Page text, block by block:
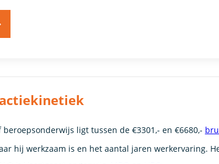
ligt tussen de €3301,- en €6680,-
hij werkzaam is en het aantal jaren werkervaring.